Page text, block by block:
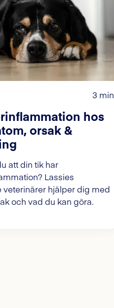
3 min
hos
orsak &
att din tik har
Lassies
veterinärer hjälper dig med
och vad du kan göra.